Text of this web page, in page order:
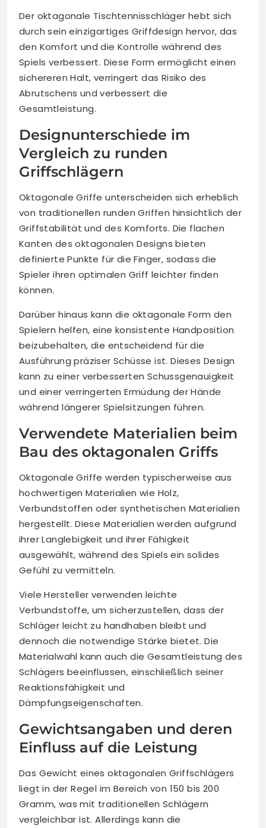
Der oktagonale Tischtennisschläger hebt sich
durch sein einzigartiges Griffdesign hervor, das
den Komfort und die Kontrolle während des
Spiels verbessert. Diese Form ermöglicht einen
sichereren Halt, verringert das Risiko des
Abrutschens und verbessert die
Gesamtleistung.
Designunterschiede im
Vergleich zu runden
Griffschlägern
Oktagonale Griffe unterscheiden sich erheblich
von traditionellen runden Griffen hinsichtlich der
Griffstabilität und des Komforts. Die flachen
Kanten des oktagonalen Designs bieten
definierte Punkte für die Finger, sodass die
Spieler ihren optimalen Griff leichter finden
können.
Darüber hinaus kann die oktagonale Form den
Spielern helfen, eine konsistente Handposition
beizubehalten, die entscheidend für die
Ausführung präziser Schüsse ist. Dieses Design
kann zu einer verbesserten Schussgenauigkeit
und einer verringerten Ermüdung der Hände
während längerer Spielsitzungen führen.
Verwendete Materialien beim
Bau des oktagonalen Griffs
Oktagonale Griffe werden typischerweise aus
hochwertigen Materialien wie Holz,
Verbundstoffen oder synthetischen Materialien
hergestellt. Diese Materialien werden aufgrund
ihrer Langlebigkeit und ihrer Fähigkeit
ausgewählt, während des Spiels ein solides
Gefühl zu vermitteln.
Viele Hersteller verwenden leichte
Verbundstoffe, um sicherzustellen, dass der
Schläger leicht zu handhaben bleibt und
dennoch die notwendige Stärke bietet. Die
Materialwahl kann auch die Gesamtleistung des
Schlägers beeinflussen, einschließlich seiner
Reaktionsfähigkeit und
Dämpfungseigenschaften.
Gewichtsangaben und deren
Einfluss auf die Leistung
Das Gewicht eines oktagonalen Griffschlägers
liegt in der Regel im Bereich von 150 bis 200
Gramm, was mit traditionellen Schlägern
vergleichbar ist. Allerdings kann die